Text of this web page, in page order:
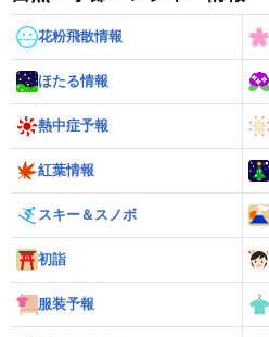
花粉飛散情報
ほたる情報
熱中症予報
紅葉情報
スキー＆スノボ
初詣
服装予報